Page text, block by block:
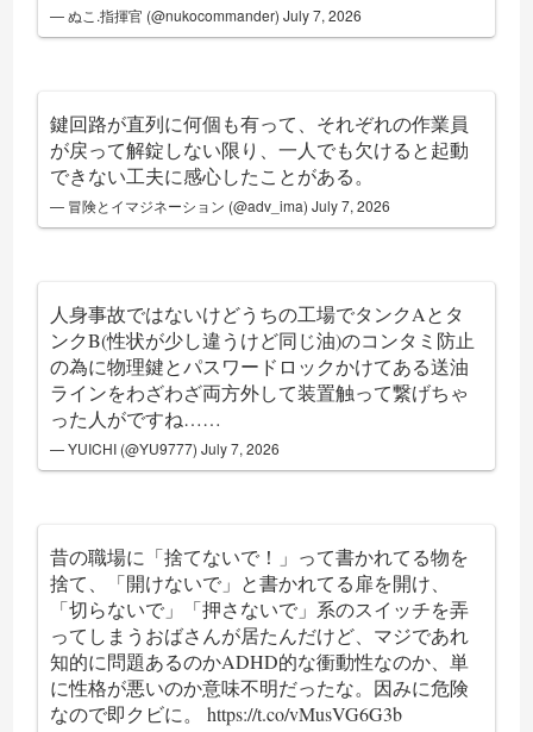
— ぬこ.指揮官 (@nukocommander)July 7, 2026
鍵回路が直列に何個も有って、それぞれの作業員
が戻って解錠しない限り、一人でも欠けると起動
できない工夫に感心したことがある。
— 冒険とイマジネーション (@adv_ima)July 7, 2026
人身事故ではないけどうちの工場でタンクAとタ
ンクB(性状が少し違うけど同じ油)のコンタミ防止
の為に物理鍵とパスワードロックかけてある送油
ラインをわざわざ両方外して装置触って繋げちゃ
った人がですね……
— YUICHI (@YU9777)July 7, 2026
昔の職場に「捨てないで！」って書かれてる物を
捨て、「開けないで」と書かれてる扉を開け、
「切らないで」「押さないで」系のスイッチを弄
ってしまうおばさんが居たんだけど、マジであれ
知的に問題あるのかADHD的な衝動性なのか、単
に性格が悪いのか意味不明だったな。因みに危険
なので即クビに。https://t.co/vMusVG6G3b